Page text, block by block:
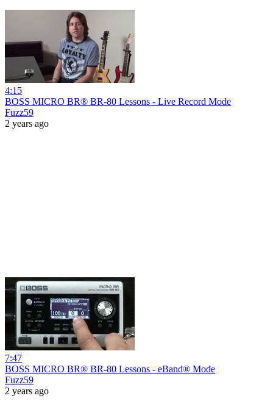
4:15
BOSS MICRO BR® BR-80 Lessons - Live Record Mode
Fuzz59
2 years ago
7:47
BOSS MICRO BR® BR-80 Lessons - eBand® Mode
Fuzz59
2 years ago